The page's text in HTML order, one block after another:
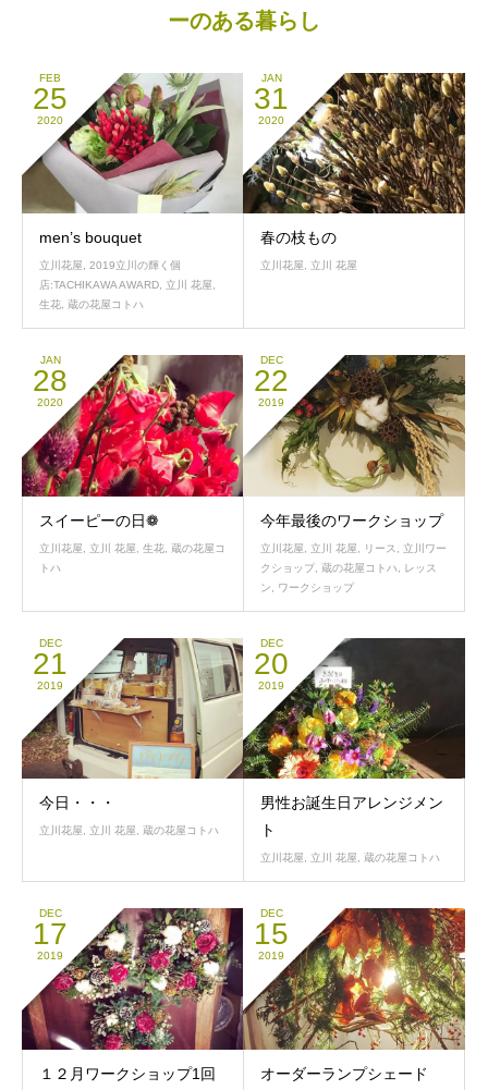
ーのある暮らし
FEB
25
2020
men’s bouquet
立川花屋, 2019立川の輝く個
店:TACHIKAWA AWARD, 立川 花屋,
生花, 蔵の花屋コトハ
JAN
31
2020
春の枝もの
立川花屋, 立川 花屋
JAN
28
2020
スイーピーの日❁
立川花屋 立川 花屋 生花 蔵の花屋コ
トハ
DEC
22
2019
今年最後のワークショップ
立川花屋 立川 花屋 リース
立川ワー
クショップ 蔵の花屋コトハ
レッス
ン
ワークショップ
DEC
21
2019
今日・・・
立川花屋 立川 花屋 蔵の花屋コトハ
DEC
20
2019
男性お誕生日アレンジメン
ト
立川花屋 立川 花屋 蔵の花屋コトハ
DEC
17
2019
１２月ワークショップ1回
DEC
15
2019
オーダーランプシェード